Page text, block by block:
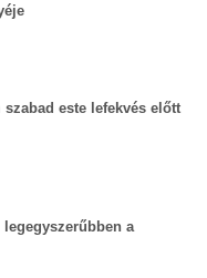
este lefekvés előtt
legegyszerűbben a